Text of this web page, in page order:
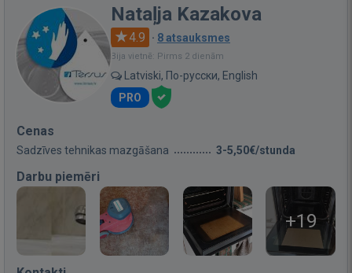
Nataļja Kazakova
4.9 · 8 atsauksmes
Bija vietnē: Pirms 2 dienām
Latviski, По-русски, English
PRO
Cenas
Sadzīves tehnikas mazgāšana 3-5,50€/stunda
Darbu piemēri
+19